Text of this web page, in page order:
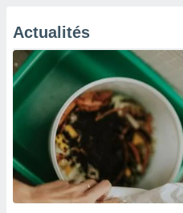
Actualités